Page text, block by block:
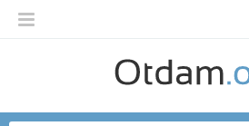
English